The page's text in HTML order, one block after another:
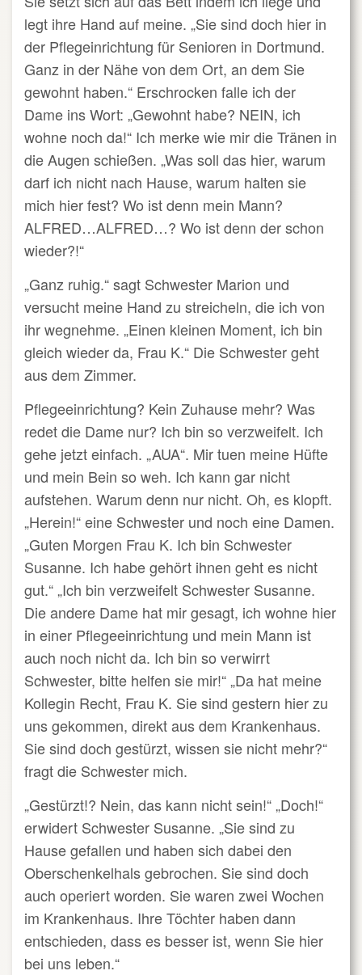
legt ihre Hand auf meine. „Sie sind doch hier in
der Pflegeinrichtung für Senioren in Dortmund.
Ganz in der Nähe von dem Ort, an dem Sie
gewohnt haben.“ Erschrocken falle ich der
Dame ins Wort: „Gewohnt habe? NEIN, ich
wohne noch da!“ Ich merke wie mir die Tränen in
die Augen schießen. „Was soll das hier, warum
darf ich nicht nach Hause, warum halten sie
mich hier fest? Wo ist denn mein Mann?
ALFRED…ALFRED…? Wo ist denn der schon
wieder?!“
„Ganz ruhig.“ sagt Schwester Marion und
versucht meine Hand zu streicheln, die ich von
ihr wegnehme. „Einen kleinen Moment, ich bin
gleich wieder da, Frau K.“ Die Schwester geht
aus dem Zimmer.
Pflegeeinrichtung? Kein Zuhause mehr? Was
redet die Dame nur? Ich bin so verzweifelt. Ich
gehe jetzt einfach. „AUA“. Mir tuen meine Hüfte
und mein Bein so weh. Ich kann gar nicht
aufstehen. Warum denn nur nicht. Oh, es klopft.
„Herein!“ eine Schwester und noch eine Damen.
„Guten Morgen Frau K. Ich bin Schwester
Susanne. Ich habe gehört ihnen geht es nicht
gut.“ „Ich bin verzweifelt Schwester Susanne.
Die andere Dame hat mir gesagt, ich wohne hier
in einer Pflegeeinrichtung und mein Mann ist
auch noch nicht da. Ich bin so verwirrt
Schwester, bitte helfen sie mir!“ „Da hat meine
Kollegin Recht, Frau K. Sie sind gestern hier zu
uns gekommen, direkt aus dem Krankenhaus.
Sie sind doch gestürzt, wissen sie nicht mehr?“
fragt die Schwester mich.
„Gestürzt!? Nein, das kann nicht sein!“ „Doch!“
erwidert Schwester Susanne. „Sie sind zu
Hause gefallen und haben sich dabei den
Oberschenkelhals gebrochen. Sie sind doch
auch operiert worden. Sie waren zwei Wochen
im Krankenhaus. Ihre Töchter haben dann
entschieden, dass es besser ist, wenn Sie hier
bei uns leben.“